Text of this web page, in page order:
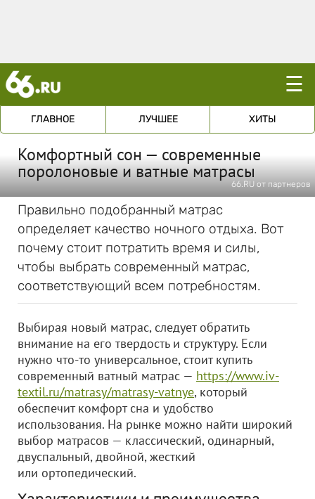
☰
ГЛАВНОЕ ЛУЧШЕЕ ХИТЫ
Комфортный сон — современные
поролоновые и ватные матрасы
66.RU от партнеров
Правильно подобранный матрас
определяет качество ночного отдыха. Вот
почему стоит потратить время и силы,
чтобы выбрать современный матрас,
соответствующий всем потребностям.
Выбирая новый матрас, следует обратить
внимание на его твердость и структуру. Если
нужно что-то универсальное, стоит купить
современный ватный матрас — https://www.iv-
textil.ru/matrasy/matrasy-vatnye, который
обеспечит комфорт сна и удобство
использования. На рынке можно найти широкий
выбор матрасов — классический, одинарный,
двуспальный, двойной, жесткий
или ортопедический.